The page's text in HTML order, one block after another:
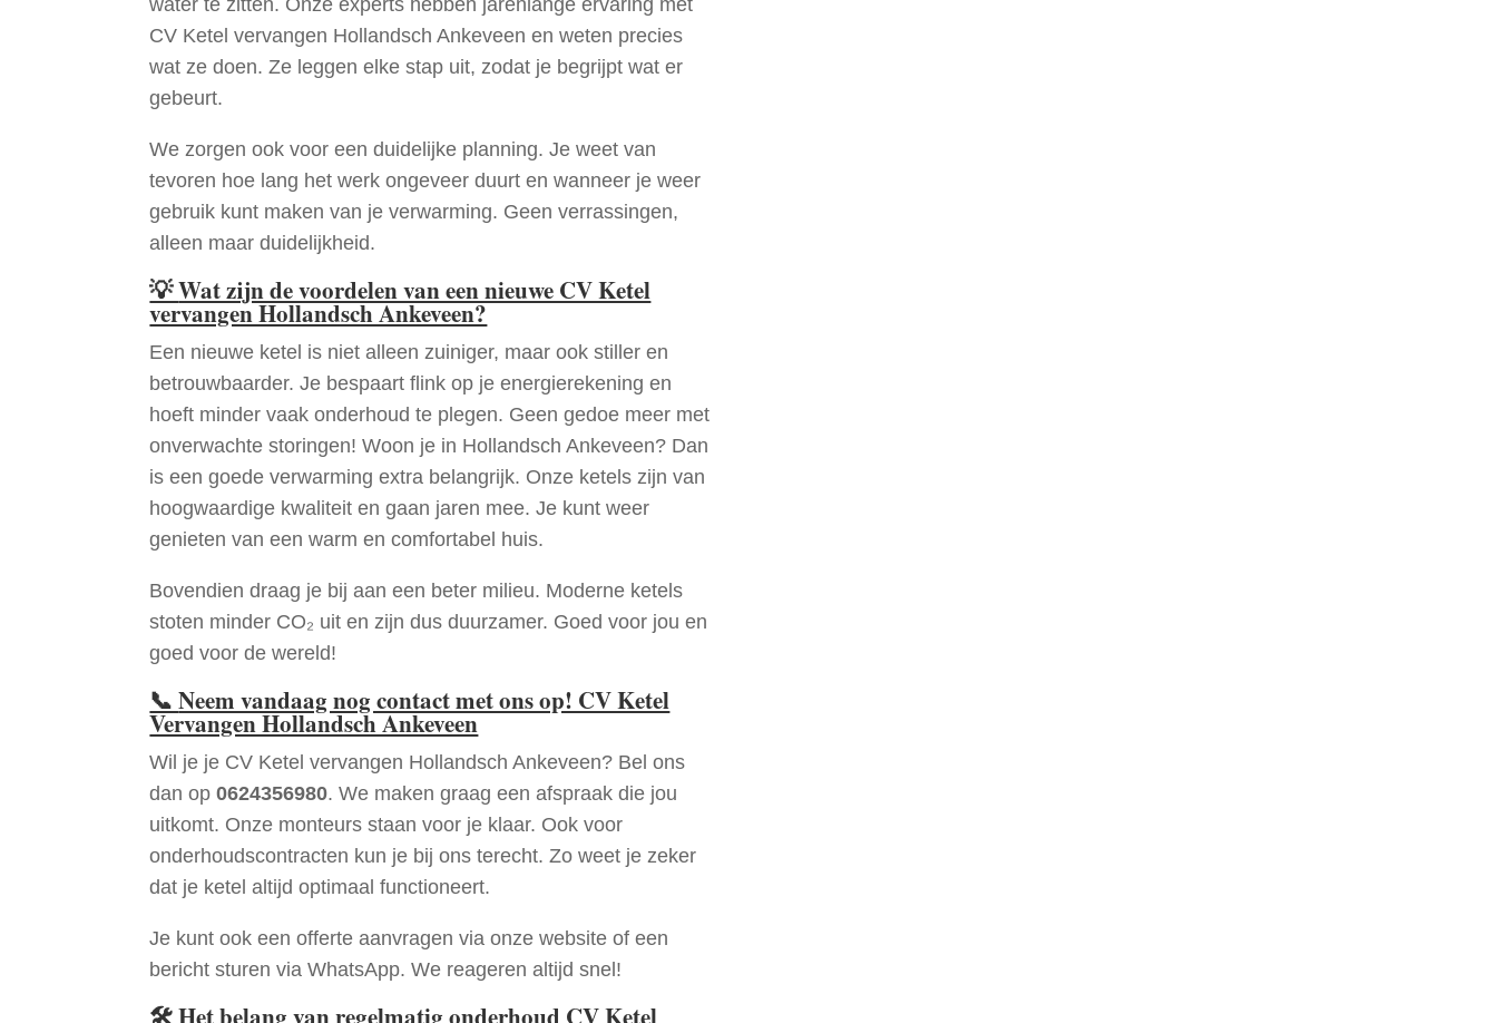
CV Ketel vervangen Hollandsch Ankeveen en weten precies
wat ze doen. Ze leggen elke stap uit, zodat je begrijpt wat er
gebeurt.
We zorgen ook voor een duidelijke planning. Je weet van
tevoren hoe lang het werk ongeveer duurt en wanneer je weer
gebruik kunt maken van je verwarming. Geen verrassingen,
alleen maar duidelijkheid.
💡Wat zijn de voordelen van een nieuwe CV Ketel
vervangen Hollandsch Ankeveen?
Een nieuwe ketel is niet alleen zuiniger, maar ook stiller en
betrouwbaarder. Je bespaart flink op je energierekening en
hoeft minder vaak onderhoud te plegen. Geen gedoe meer met
onverwachte storingen! Woon je in Hollandsch Ankeveen? Dan
is een goede verwarming extra belangrijk. Onze ketels zijn van
hoogwaardige kwaliteit en gaan jaren mee. Je kunt weer
genieten van een warm en comfortabel huis.
Bovendien draag je bij aan een beter milieu. Moderne ketels
stoten minder CO₂ uit en zijn dus duurzamer. Goed voor jou en
goed voor de wereld!
📞Neem vandaag nog contact met ons op! CV Ketel
Vervangen Hollandsch Ankeveen
Wil je je CV Ketel vervangen Hollandsch Ankeveen? Bel ons
dan op0624356980. We maken graag een afspraak die jou
uitkomt. Onze monteurs staan voor je klaar. Ook voor
onderhoudscontracten kun je bij ons terecht. Zo weet je zeker
dat je ketel altijd optimaal functioneert.
Je kunt ook een offerte aanvragen via onze website of een
bericht sturen via WhatsApp. We reageren altijd snel!
🛠Het belang van regelmatig onderhoud CV Ketel